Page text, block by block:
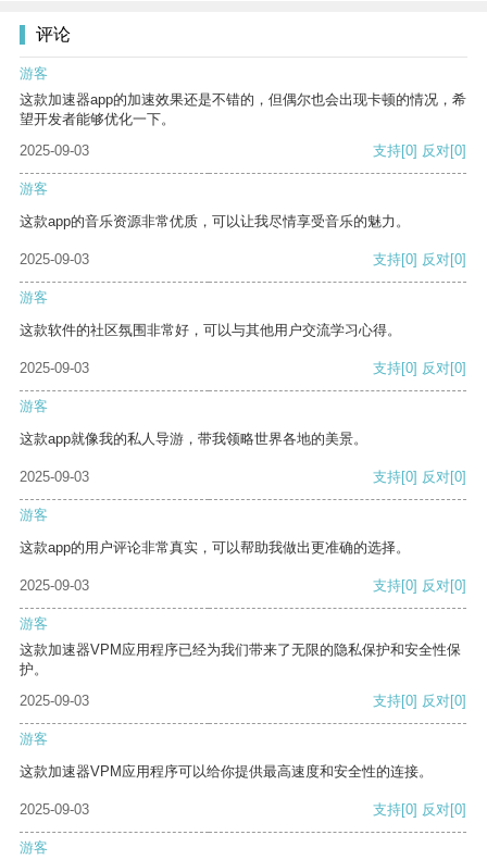
评论
游客
这款加速器app的加速效果还是不错的，但偶尔也会出现卡顿的情况，希
望开发者能够优化一下。
2025-09-03
支持[0] 反对[0]
游客
这款app的音乐资源非常优质，可以让我尽情享受音乐的魅力。
2025-09-03 支持[0] 反对[0]
游客
这款软件的社区氛围非常好，可以与其他用户交流学习心得。
2025-09-03 支持[0] 反对[0]
游客
这款app就像我的私人导游，带我领略世界各地的美景。
2025-09-03 支持[0] 反对[0]
游客
这款app的用户评论非常真实，可以帮助我做出更准确的选择。
2025-09-03 支持[0] 反对[0]
游客
这款加速器VPM应用程序已经为我们带来了无限的隐私保护和安全性保
护。
2025-09-03
支持[0] 反对[0]
游客
这款加速器VPM应用程序可以给你提供最高速度和安全性的连接。
2025-09-03 支持[0] 反对[0]
游客